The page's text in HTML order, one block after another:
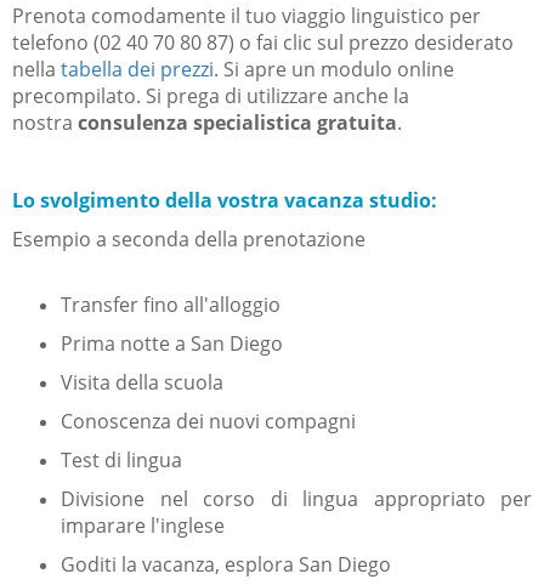
Prenota comodamente il tuo viaggio linguistico per
telefono (02 40 70 80 87) o fai clic sul prezzo desiderato
nella tabella dei prezzi. Si apre un modulo online
precompilato. Si prega di utilizzare anche la
nostra consulenza specialistica gratuita.
Lo svolgimento della vostra vacanza studio:
Esempio a seconda della prenotazione
Transfer fino all'alloggio
Prima notte a San Diego
Visita della scuola
Conoscenza dei nuovi compagni
Test di lingua
Divisione nel corso di lingua appropriato per
imparare l'inglese
Goditi la vacanza, esplora San Diego